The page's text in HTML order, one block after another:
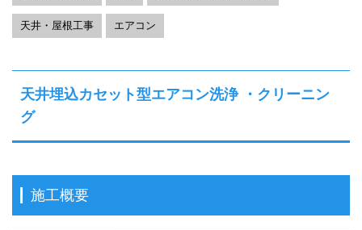
天井・屋根工事 エアコン
天井埋込カセット型エアコン洗浄 ・クリーニン
グ
施工概要